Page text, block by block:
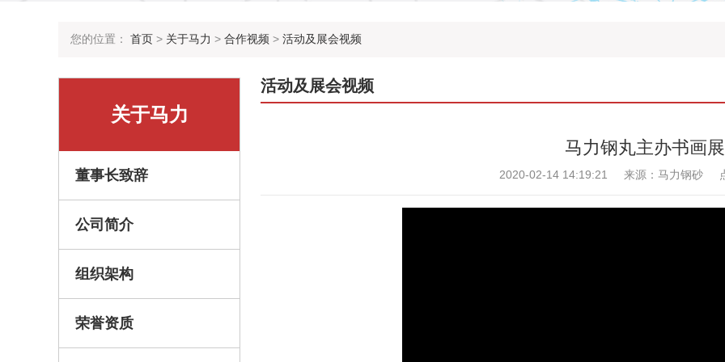
您的位置： 首页 > 关于马力 > 合作视频 > 活动及展会视频
活动及展会视频
马力钢丸主办书画展
2020-02-14 14:19:21 来源：马力钢砂
关于马力
董事长致辞
公司简介
组织架构
荣誉资质